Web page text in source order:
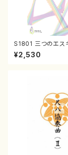
S1801 三つのエス
7/清水 脩/楽譜）
¥2,530